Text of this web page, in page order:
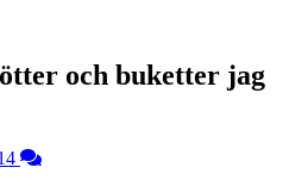
och buketter jag